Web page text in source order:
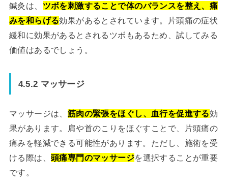
鍼灸は、 ツボを刺激することで体のバランスを整え、痛
みを和らげる効果があるとされています。片頭痛の症状
緩和に効果があるとされるツボもあるため、試してみる
価値はあるでしょう。
4.5.2 マッサージ
マッサージは、 筋肉の緊張をほぐし、血行を促進する効
果があります。肩や首のこりをほぐすことで、片頭痛の
痛みを軽減できる可能性があります。ただし、施術を受
ける際は、 頭痛専門のマッサージを選択することが重要
です。